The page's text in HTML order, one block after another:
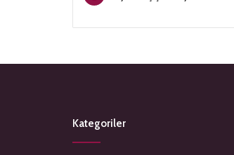
Kategoriler